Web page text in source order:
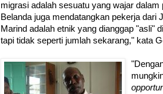
migrasi adalah sesuatu yang wajar
Belanda juga mendatangkan pekerja dari
Marind adalah etnik yang dianggap "asli"
tapi tidak seperti jumlah sekarang," kata